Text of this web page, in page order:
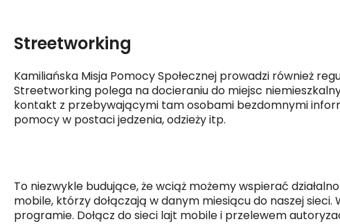
Streetworking
Kamiliańska Misja Pomocy Społecznej prowadzi również
Streetworking polega na docieraniu do miejsc
kontakt z przebywającymi tam osobami bezdomnymi
pomocy w postaci jedzenia, odzieży itp.
To niezwykle budujące, że wciąż możemy wspierać
mobile, którzy dołączają w danym miesiącu do naszej
programie. Dołącz do sieci lajt mobile i przelewem